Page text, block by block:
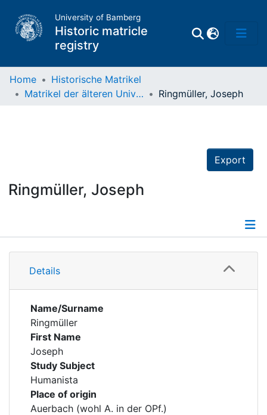
University of Bamberg
Historic matricle
registry
Home
Historische Matrikel
Matrikel der älteren Universität
Ringmüller, Joseph
Export
Ringmüller, Joseph
Details
Details
Name/Surname
Ringmüller
First Name
Joseph
Study Subject
Humanista
Place of origin
Auerbach (wohl A. in der OPf.)